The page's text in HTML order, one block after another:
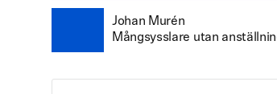
Johan Murén
Mångsysslare utan